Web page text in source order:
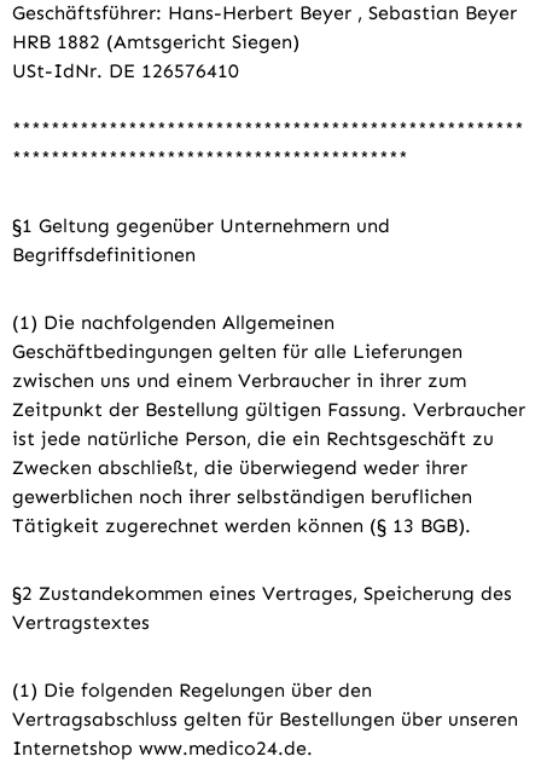
Geschäftsführer: Hans-Herbert Beyer , Sebastian Beyer
HRB 1882 (Amtsgericht Siegen)
USt-IdNr. DE 126576410
*****************************************************
*****************************************
§1 Geltung gegenüber Unternehmern und
Begriffsdefinitionen
(1) Die nachfolgenden Allgemeinen
Geschäftbedingungen gelten für alle Lieferungen
zwischen uns und einem Verbraucher in ihrer zum
Zeitpunkt der Bestellung gültigen Fassung. Verbraucher
ist jede natürliche Person, die ein Rechtsgeschäft zu
Zwecken abschließt, die überwiegend weder ihrer
gewerblichen noch ihrer selbständigen beruflichen
Tätigkeit zugerechnet werden können (§ 13 BGB).
§2 Zustandekommen eines Vertrages, Speicherung des
Vertragstextes
(1) Die folgenden Regelungen über den
Vertragsabschluss gelten für Bestellungen über unseren
Internetshop www.medico24.de.